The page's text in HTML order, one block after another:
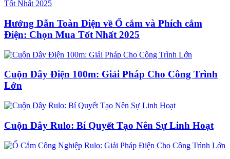
Hướng Dẫn Toàn Diện về Ổ cắm và Phích cắm
Điện: Chọn Mua Tốt Nhất 2025
Cuộn Dây Điện 100m: Giải Pháp Cho Công Trình
Lớn
Cuộn Dây Rulo: Bí Quyết Tạo Nên Sự Linh Hoạt